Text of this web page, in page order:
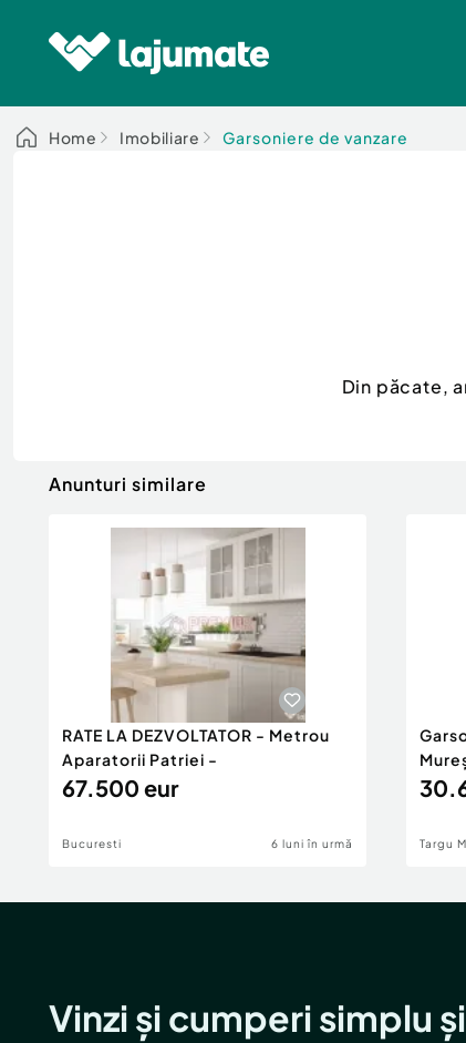
Home Imobiliare Garsoniere de vanzare
Din păcate,
Anunturi similare
RATE LA DEZVOLTATOR - Metrou
Aparatorii Patriei -
67.500 eur
Bucuresti 6 luni în urmă Targu
Vinzi și cumperi simplu